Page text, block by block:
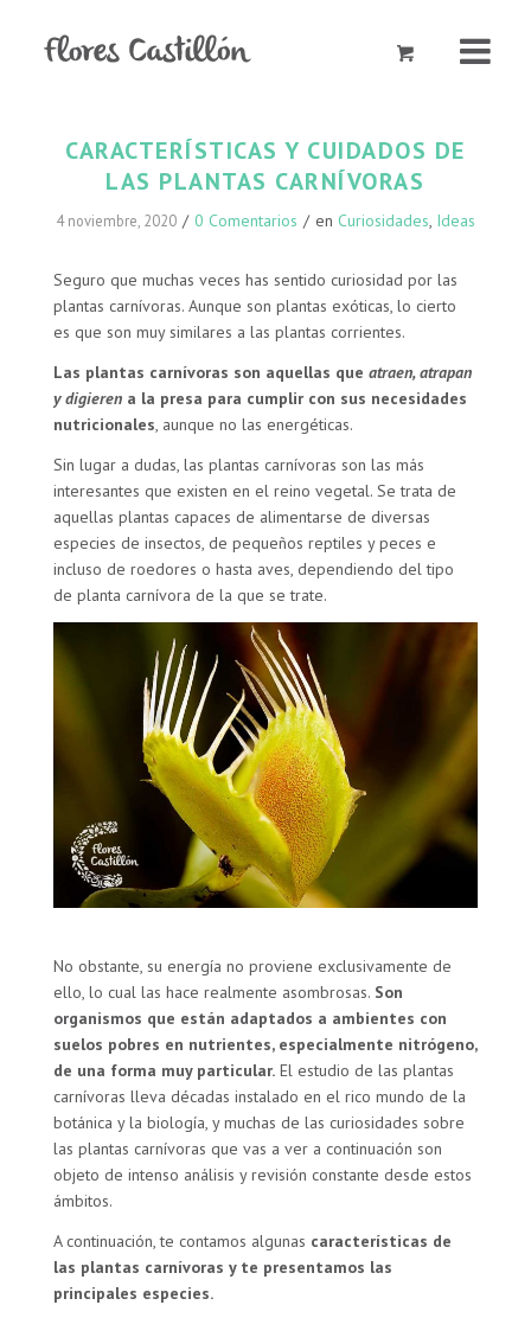
CARACTERÍSTICAS Y CUIDADOS DE
LAS PLANTAS CARNÍVORAS
4 noviembre, 2020 / 0 Comentarios / en Curiosidades, Ideas
Seguro que muchas veces has sentido curiosidad por las
plantas carnívoras. Aunque son plantas exóticas, lo cierto
es que son muy similares a las plantas corrientes.
Las plantas carnívoras son aquellas queatraen, atrapan
y digieren a la presa para cumplir con sus necesidades
nutricionales, aunque no las energéticas.
Sin lugar a dudas, las plantas carnívoras son las más
interesantes que existen en el reino vegetal. Se trata de
aquellas plantas capaces de alimentarse de diversas
especies de insectos, de pequeños reptiles y peces e
incluso de roedores o hasta aves, dependiendo del tipo
de planta carnívora de la que se trate.
No obstante, su energía no proviene exclusivamente de
ello, lo cual las hace realmente asombrosas. Son
organismos que están adaptados a ambientes con
suelos pobres en nutrientes, especialmente nitrógeno,
de una forma muy particular. El estudio de las plantas
carnívoras lleva décadas instalado en el rico mundo de la
botánica y la biología, y muchas de las curiosidades sobre
las plantas carnívoras que vas a ver a continuación son
objeto de intenso análisis y revisión constante desde estos
ámbitos.
A continuación, te contamos algunas características de
las plantas carnívoras y te presentamos las
principales especies.